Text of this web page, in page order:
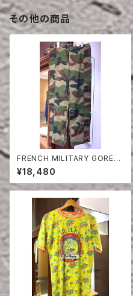
その他の商品
FRENCH MILITARY GORET
EX PANTS
¥18,480